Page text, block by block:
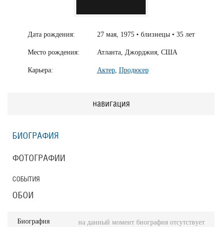
Дата рождения: 27 мая, 1975 • близнецы • 35 лет
Место рождения: Атланта, Джорджия, США
Карьера: Актер, Продюсер
навигация
БИОГРАФИЯ
ФОТОГРАФИИ
СОБЫТИЯ
ОБОИ
Биография на данный момент биография отсутствует